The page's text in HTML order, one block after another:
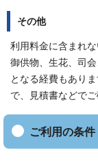
その他
利用料金に含まれ
御供物、生花、司
となる経費もあり
で、見積書などでご
ご利用の条件